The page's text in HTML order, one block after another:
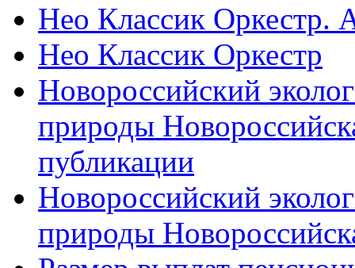
Нео Классик Оркестр.
Нео Классик Оркестр
Новороссийский
природы
публикации
Новороссийский
природы